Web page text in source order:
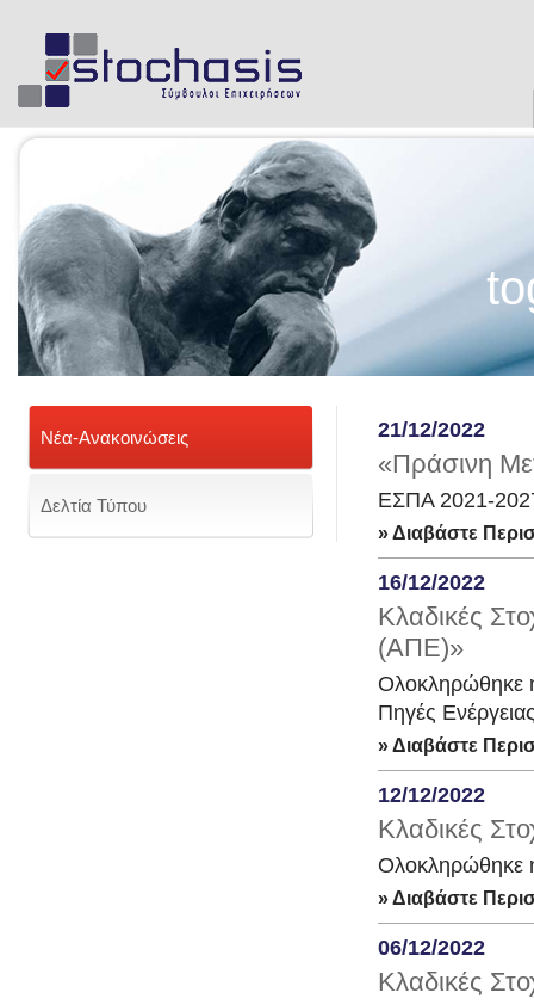
Νέα-Ανακοινώσεις
Δελτία Τύπου
21/12/2022
«Πράσινη
ΕΣΠΑ 2021-
» Διαβάστε
16/12/2022
Κλαδικές
(ΑΠΕ)»
Ολοκληρώθηκε
Πηγές
» Διαβάστε
12/12/2022
Κλαδικές
Ολοκληρώθηκε
» Διαβάστε
06/12/2022
Κλαδικές